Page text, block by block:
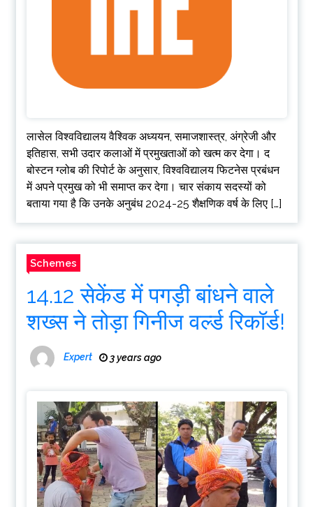
लासेल विश्वविद्यालय वैश्विक अध्ययन, समाजशास्त्र, अंग्रेजी और
इतिहास, सभी उदार कलाओं में प्रमुखताओं को खत्म कर देगा। द
बोस्टन ग्लोब की रिपोर्ट के अनुसार, विश्वविद्यालय फिटनेस प्रबंधन
में अपने प्रमुख को भी समाप्त कर देगा। चार संकाय सदस्यों को
बताया गया है कि उनके अनुबंध 2024-25 शैक्षणिक वर्ष के लिए […]
Schemes
14.12 सेकेंड में पगड़ी बांधने वाले
शख्स ने तोड़ा गिनीज वर्ल्ड रिकॉर्ड!
Expert 3 years ago